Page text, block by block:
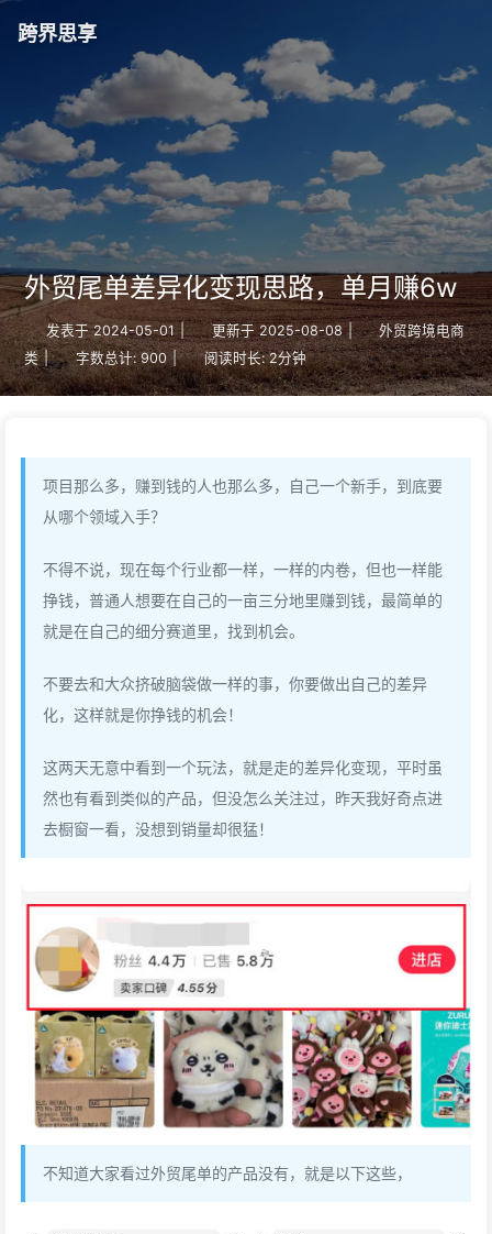
跨界思享
外贸尾单差异化变现思路，单月赚6w
发表于 2024-05-01 | 更新于 2025-08-08 |
外贸跨境电商
类 | 字数总计: 900 | 阅读时长: 2分钟
项目那么多，赚到钱的人也那么多，自己一个新手，到底要
从哪个领域入手？
不得不说，现在每个行业都一样，一样的内卷，但也一样能
挣钱，普通人想要在自己的一亩三分地里赚到钱，最简单的
就是在自己的细分赛道里，找到机会。
不要去和大众挤破脑袋做一样的事，你要做出自己的差异
化，这样就是你挣钱的机会！
这两天无意中看到一个玩法，就是走的差异化变现，平时虽
然也有看到类似的产品，但没怎么关注过，昨天我好奇点进
去橱窗一看，没想到销量却很猛！
不知道大家看过外贸尾单的产品没有，就是以下这些，